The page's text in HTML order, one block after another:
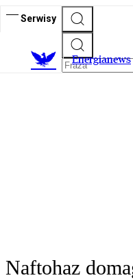
Serwisy
Energianews
Naftohaz